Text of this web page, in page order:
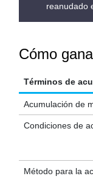
reanudado
Cómo
Términos de
Acumulación de
Condiciones de
Método para la